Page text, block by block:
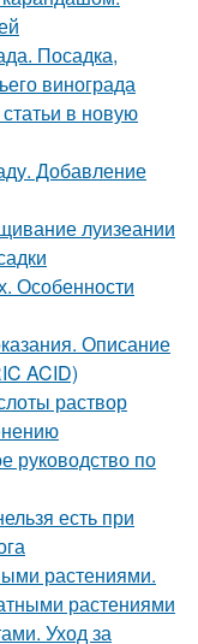
Посадка,
винограда
в новую
Добавление
луизеании
Особенности
Описание
ACID)
раствор
руководство по
есть при
растениями.
растениями
Уход за